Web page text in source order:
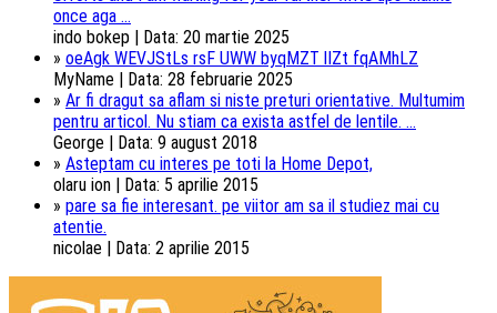
once aga ...
indo bokep | Data: 20 martie 2025
» oeAgk WEVJStLs rsF UWW byqMZT lIZt fqAMhLZ
MyName | Data: 28 februarie 2025
» Ar fi dragut sa aflam si niste preturi orientative. Multumim
pentru articol. Nu stiam ca exista astfel de lentile. ...
George | Data: 9 august 2018
» Asteptam cu interes pe toti la Home Depot,
olaru ion | Data: 5 aprilie 2015
» pare sa fie interesant. pe viitor am sa il studiez mai cu
atentie.
nicolae | Data: 2 aprilie 2015